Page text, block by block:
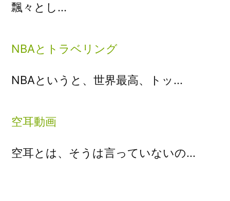
飄々とし…
NBAとトラベリング
NBAというと、世界最高、トッ…
空耳動画
空耳とは、そうは言っていないの…